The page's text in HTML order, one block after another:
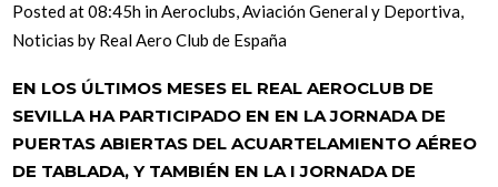
Posted at 08:45h inAeroclubs,Aviación General y Deportiva,
Noticias by Real Aero Club de España
EN LOS ÚLTIMOS MESES EL REAL AEROCLUB DE
SEVILLA HA PARTICIPADO EN EN LA JORNADA DE
PUERTAS ABIERTAS DEL ACUARTELAMIENTO AÉREO
DE TABLADA, Y TAMBIÉN EN LA I JORNADA DE